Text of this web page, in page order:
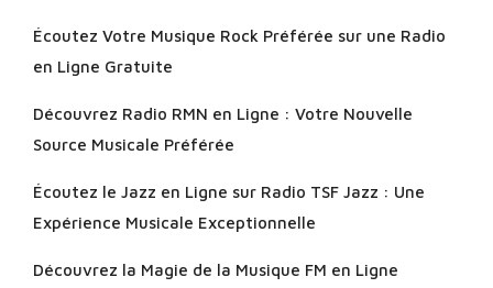
Écoutez Votre Musique Rock Préférée sur une Radio
en Ligne Gratuite
Découvrez Radio RMN en Ligne : Votre Nouvelle
Source Musicale Préférée
Écoutez le Jazz en Ligne sur Radio TSF Jazz : Une
Expérience Musicale Exceptionnelle
Découvrez la Magie de la Musique FM en Ligne